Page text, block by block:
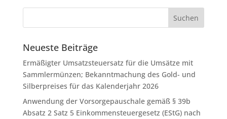
Neueste Beiträge
Ermäßigter Umsatzsteuersatz für die Umsätze mit
Sammlermünzen; Bekanntmachung des Gold- und
Silberpreises für das Kalenderjahr 2026
Anwendung der Vorsorgepauschale gemäß § 39b
Absatz 2 Satz 5 Einkommensteuergesetz (EStG) nach